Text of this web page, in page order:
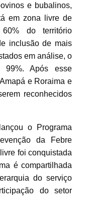
e bubalinos,
em zona livre de
do território
inclusão de mais
em análise, o
99%. Após esse
e Roraima e
reconhecidos
o Programa
da Febre
foi conquistada
é compartilhada
do serviço
do setor